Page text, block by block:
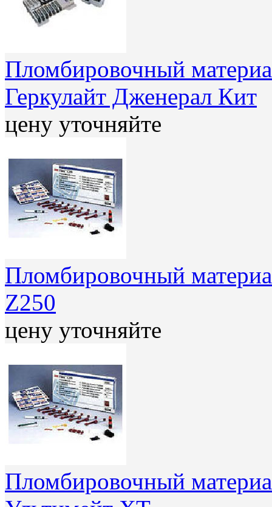
Пломбировочный
Геркулайт Дженерал Кит
цену уточняйте
Пломбировочный
Z250
цену уточняйте
Пломбировочный